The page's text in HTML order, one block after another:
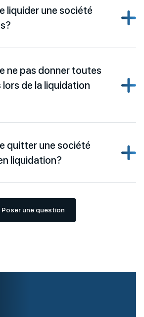
liquider une société
ne pas donner toutes
de la liquidation
quitter une société
liquidation?
Poser une question